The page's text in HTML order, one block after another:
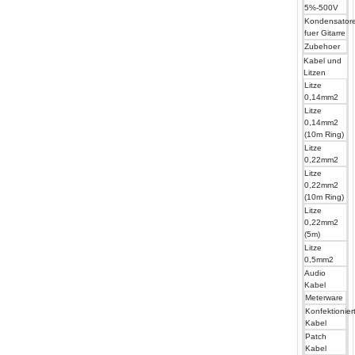
5%-500V
fuer Gitarre
Zubehoer
Kabel und
Litzen
Litze
0,14mm2
Litze
0,14mm2
(10m Ring)
Litze
0,22mm2
Litze
0,22mm2
(10m Ring)
Litze
0,22mm2
(5m)
Litze
0,5mm2
Audio
Kabel
Meterware
Kabel
Patch
Kabel